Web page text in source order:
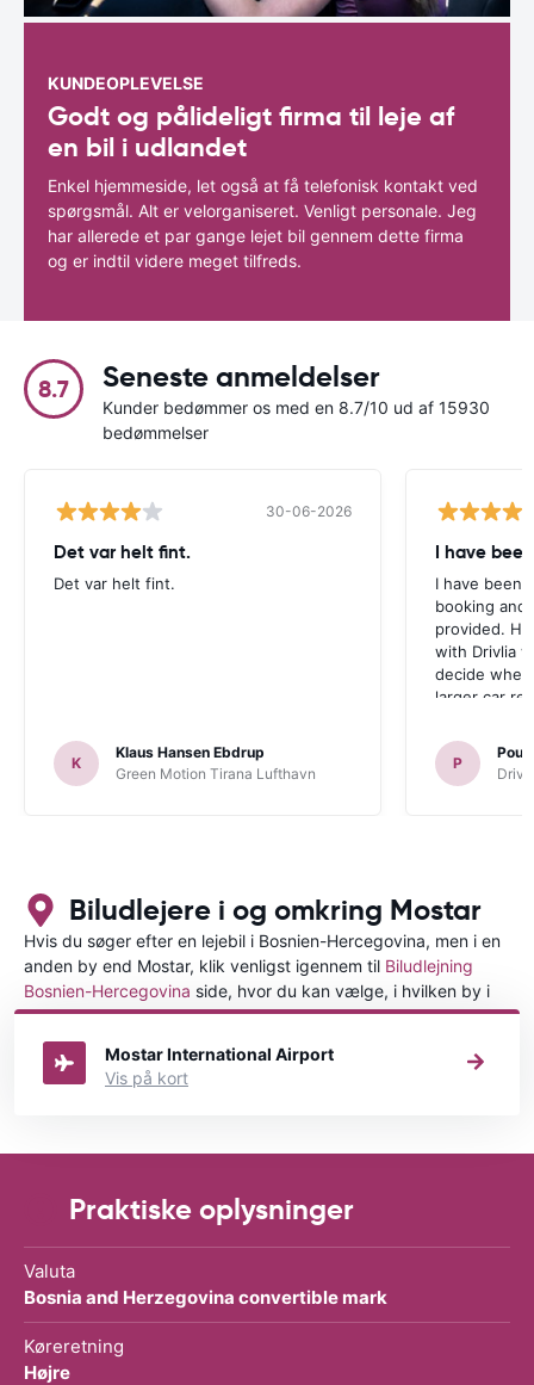
KUNDEOPLEVELSE
Godt og pålideligt firma til leje af
en bil i udlandet
Enkel hjemmeside, let også at få telefonisk kontakt ved
spørgsmål. Alt er velorganiseret. Venligt personale. Jeg
har allerede et par gange lejet bil gennem dette firma
og er indtil videre meget tilfreds.
8.7 Seneste anmeldelser
Kunder bedømmer os med en 8.7/10 ud af 15930
bedømmelser
30-06-2026
Det var helt fint.
Det var helt fint.
K
Klaus Hansen Ebdrup
Green Motion Tirana Lufthavn
I have
I have been
booking and
provided.
with Drivlia
decide
larger car
P
Poul
Biludlejere i og omkring Mostar
Hvis du søger efter en lejebil i Bosnien-Hercegovina, men i en
anden by end Mostar, klik venligst igennem til Biludlejning
Bosnien-Hercegovina side, hvor du kan vælge, i hvilken by i
Bosnien-Hercegovina du ønsker at leje en bil.
Mostar International Airport
Vis på kort
Praktiske oplysninger
Valuta
Bosnia and Herzegovina convertible mark
Køreretning
Højre